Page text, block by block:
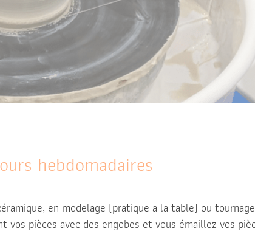
hebdomadaires
en modelage (pratique a la table) ou
pièces avec des engobes et vous émaillez vos